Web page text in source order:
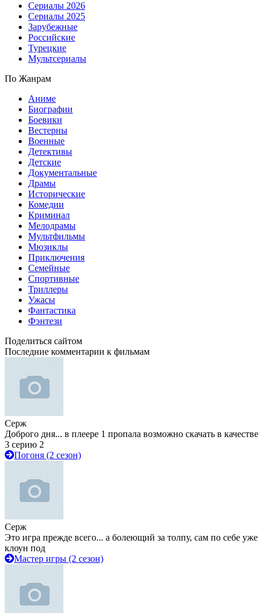
Сериалы 2026
Сериалы 2025
Зарубежные
Российские
Турецкие
Мультсериалы
По Жанрам
Аниме
Биографии
Боевики
Вестерны
Военные
Детективы
Детские
Документальные
Драмы
Исторические
Комедии
Криминал
Мелодрамы
Мультфильмы
Мюзиклы
Приключения
Семейные
Спортивные
Триллеры
Ужасы
Фантастика
Фэнтези
Поделиться сайтом
Последние комментарии к фильмам
Серж
Доброго дня... в плеере 1 пропала возможно скачать в качестве
3 серию 2
Погоня (2 сезон)
Серж
Это игра прежде всего... а болеющий за толпу, сам по себе уже
клоун под
Мастер игры (2 сезон)